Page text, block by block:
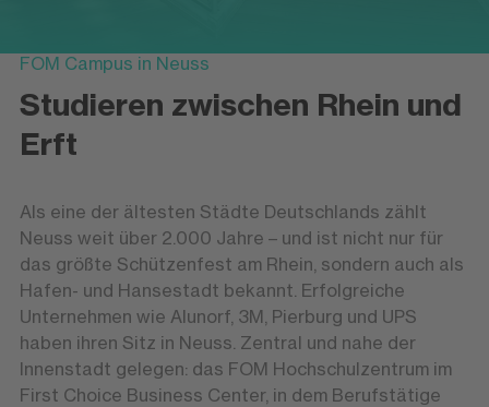
FOM Campus in Neuss
Studieren zwischen Rhein und
Erft
Als eine der ältesten Städte Deutschlands zählt
Neuss weit über 2.000 Jahre – und ist nicht nur für
das größte Schützenfest am Rhein, sondern auch als
Hafen- und Hansestadt bekannt. Erfolgreiche
Unternehmen wie Alunorf, 3M, Pierburg und UPS
haben ihren Sitz in Neuss. Zentral und nahe der
Innenstadt gelegen: das FOM Hochschulzentrum im
First Choice Business Center, in dem Berufstätige